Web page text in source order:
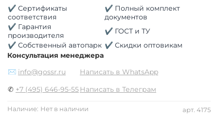
арт. 4175
Наличие: Нет в наличии
✔ Сертификаты
соответствия
✔ Полный комплект
документов
✔ Гарантия
производителя
✔ ГОСТ и ТУ
✔ Собственный автопарк ✔ Скидки оптовикам
Консультация менеджера
✉ info@gossr.ru
Написать в WhatsApp
✆ +7 (495) 646-95-55Написать в Телеграм